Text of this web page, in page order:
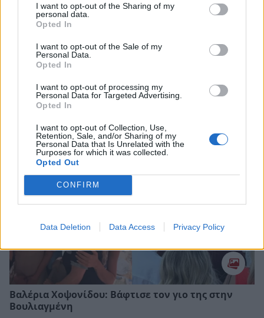
I want to opt-out of the Sharing of my
personal data.
Opted In
I want to opt-out of the Sale of my
Personal Data.
Opted In
I want to opt-out of processing my
Personal Data for Targeted Advertising.
Opted In
I want to opt-out of Collection, Use,
Retention, Sale, and/or Sharing of my
Personal Data that Is Unrelated with the
Purposes for which it was collected.
Opted Out
CONFIRM
Data Deletion Data Access Privacy Policy
Αθηνά Οικονομάκου: Έκανε κατάδυση και μάζεψε
μαργαριτάρια από τον βυθό της Γαλλικής
Πολυνησίας μαζί με τον Μπρούνο Τσερέλα
Βαλέρια Χοψονίδου: Bάφτισε τον γιο της στην
Βουλιαγμένη